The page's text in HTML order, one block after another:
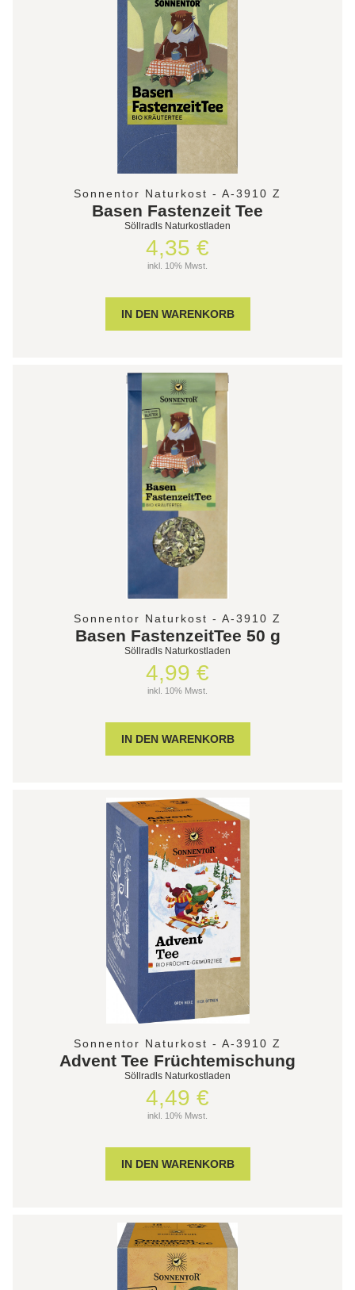
Sonnentor Naturkost - A-3910 Z
Basen Fastenzeit Tee
Söllradls Naturkostladen
4,35 €
inkl. 10% Mwst.
Sonnentor Naturkost - A-3910 Z
Basen FastenzeitTee 50 g
Söllradls Naturkostladen
4,99 €
inkl. 10% Mwst.
Sonnentor Naturkost - A-3910 Z
Advent Tee Früchtemischung
Söllradls Naturkostladen
4,49 €
inkl. 10% Mwst.